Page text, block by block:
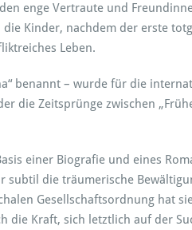
enge Vertraute und
Kinder, nachdem der erste
Leben.
benannt – wurde für die
die Zeitsprünge zwischen
einer Biografie und eines
subtil die träumerische
Gesellschaftsordnung hat
die Kraft, sich letztlich auf der